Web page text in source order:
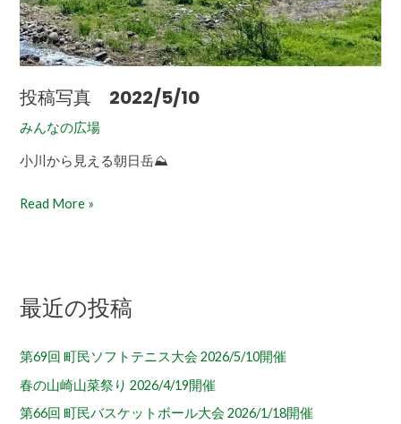
投稿写真 2022/5/10
みんなの広場
小川から見える朝日岳⛰
Read More »
最近の投稿
第69回 町民ソフトテニス大会 2026/5/10開催
春の山崎山菜祭り 2026/4/19開催
第66回 町民バスケットボール大会 2026/1/18開催